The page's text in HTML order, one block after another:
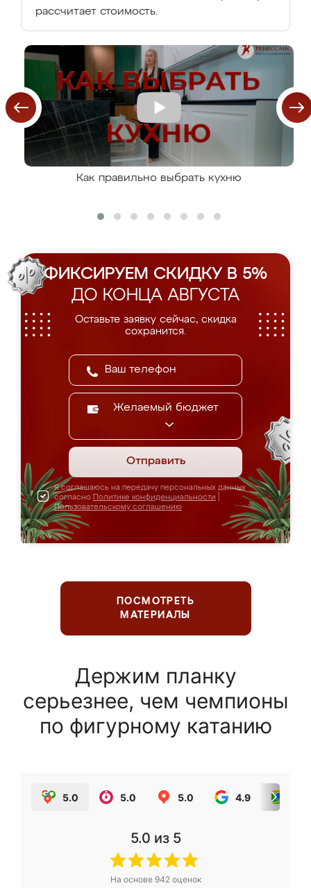
рассчитает стоимость.
Как правильно выбрать кухню
ФИКСИРУЕМ СКИДКУ В 5%
ДО КОНЦА АВГУСТА
Оставьте заявку сейчас, скидка
сохранится.
Желаемый бюджет
Отправить
Я соглашаюсь на передачу персональных данных
согласно Политике конфиденциальности
Пользовательскому соглашению
ПОСМОТРЕТЬ
МАТЕРИАЛЫ
Держим планку
серьезнее, чем чемпионы
по фигурному катанию
5.0 5.0 5.0 4.9
5.0 из 5
На основе 942оценок